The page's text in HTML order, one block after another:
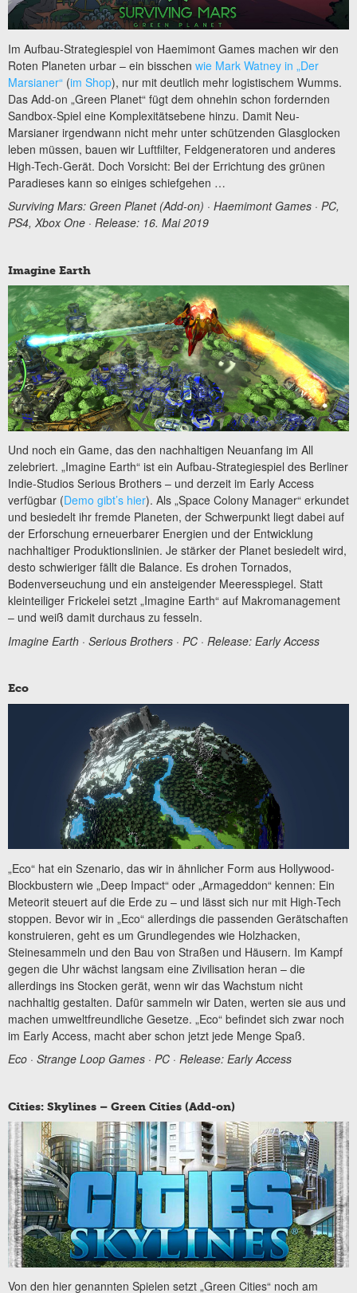
Im Aufbau-Strategiespiel von Haemimont Games machen wir den
Roten Planeten urbar – ein bisschen wie Mark Watney in „Der
Marsianer“ (im Shop), nur mit deutlich mehr logistischem Wumms.
Das Add-on „Green Planet“ fügt dem ohnehin schon fordernden
Sandbox-Spiel eine Komplexitätsebene hinzu. Damit Neu-
Marsianer irgendwann nicht mehr unter schützenden Glasglocken
leben müssen, bauen wir Luftfilter, Feldgeneratoren und anderes
High-Tech-Gerät. Doch Vorsicht: Bei der Errichtung des grünen
Paradieses kann so einiges schiefgehen …
Surviving Mars: Green Planet (Add-on) · Haemimont Games · PC,
PS4, Xbox One · Release: 16. Mai 2019
Imagine Earth
Und noch ein Game, das den nachhaltigen Neuanfang im All
zelebriert. „Imagine Earth“ ist ein Aufbau-Strategiespiel des Berliner
Indie-Studios Serious Brothers – und derzeit im Early Access
verfügbar (Demo gibt’s hier). Als „Space Colony Manager“ erkundet
und besiedelt ihr fremde Planeten, der Schwerpunkt liegt dabei auf
der Erforschung erneuerbarer Energien und der Entwicklung
nachhaltiger Produktionslinien. Je stärker der Planet besiedelt wird,
desto schwieriger fällt die Balance. Es drohen Tornados,
Bodenverseuchung und ein ansteigender Meeresspiegel. Statt
kleinteiliger Frickelei setzt „Imagine Earth“ auf Makromanagement
– und weiß damit durchaus zu fesseln.
Imagine Earth · Serious Brothers · PC · Release: Early Access
Eco
„Eco“ hat ein Szenario, das wir in ähnlicher Form aus Hollywood-
Blockbustern wie „Deep Impact“ oder „Armageddon“ kennen: Ein
Meteorit steuert auf die Erde zu – und lässt sich nur mit High-Tech
stoppen. Bevor wir in „Eco“ allerdings die passenden Gerätschaften
konstruieren, geht es um Grundlegendes wie Holzhacken,
Steinesammeln und den Bau von Straßen und Häusern. Im Kampf
gegen die Uhr wächst langsam eine Zivilisation heran – die
allerdings ins Stocken gerät, wenn wir das Wachstum nicht
nachhaltig gestalten. Dafür sammeln wir Daten, werten sie aus und
machen umweltfreundliche Gesetze. „Eco“ befindet sich zwar noch
im Early Access, macht aber schon jetzt jede Menge Spaß.
Eco · Strange Loop Games · PC · Release: Early Access
Cities: Skylines – Green Cities (Add-on)
Von den hier genannten Spielen setzt „Green Cities“ noch am